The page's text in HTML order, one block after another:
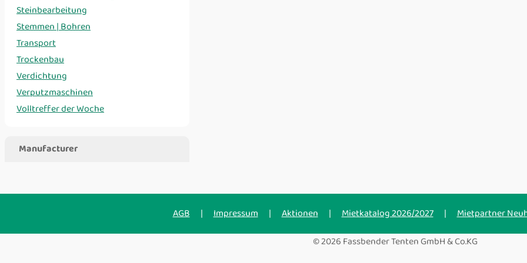
Steinbearbeitung
Stemmen | Bohren
Transport
Trockenbau
Verdichtung
Verputzmaschinen
Volltreffer der Woche
Manufacturer
AGB | Impressum | Aktionen | Mietkatalog 2026/2027 | Mietpartner
© 2026 Fassbender Tenten GmbH & Co.KG